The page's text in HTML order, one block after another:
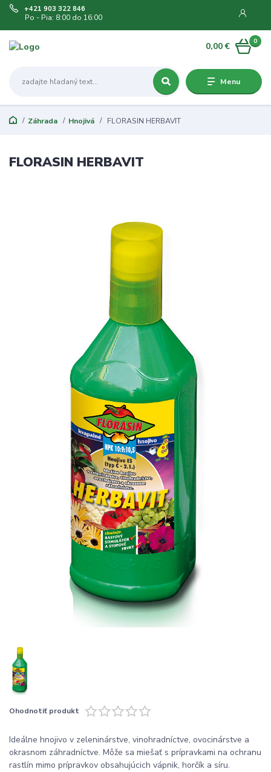
Menu
+421 903 322 846
Po - Pia: 8:00 do 16:00
0
0,00 €
Záhrada Hnojivá FLORASIN HERBAVIT
FLORASIN HERBAVIT
Ohodnotiť produkt
Ideálne hnojivo v zeleninárstve, vinohradníctve, ovocinárstve a
okrasnom záhradníctve. Môže sa miešať s prípravkami na ochranu
rastlín mimo prípravkov obsahujúcich vápnik, horčík a síru.